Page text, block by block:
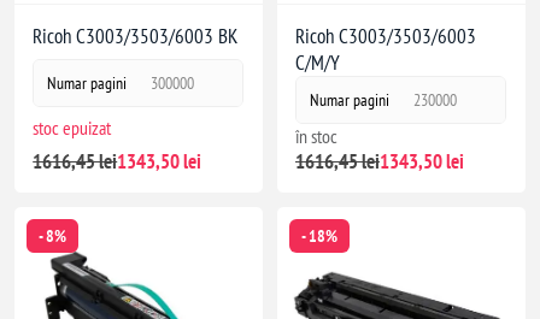
Ricoh C3003/3503/6003 BK
Numar pagini 300000
stoc epuizat
1616,45 lei1343,50 lei
Ricoh C3003/3503/6003
C/M/Y
Numar pagini 230000
în stoc
1616,45 lei1343,50 lei
- 8% - 18%